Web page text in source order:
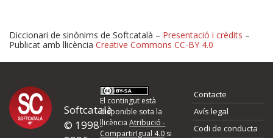
Proposeu-nos millores o
d'errors
Si heu trobat un error o voleu proposar alguna millora, ompliu els
Diccionari de sinònims de Softcatalà – Presentació i crèdits –
Publicat amb llicència Creative Commons CC-BY 4.0
Softcatalà
© 1998-
El contingut està
disponible sota la
llicènciaAtribució -
CompartirIgual 4.0 si
Contacte
Avís legal
Codi de conducta